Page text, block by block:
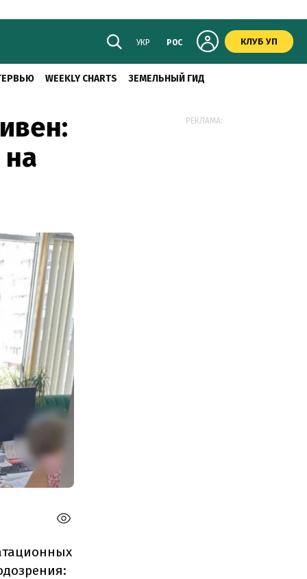
УКР РОС КЛУБ УП
WEEKLY CHARTS ЗЕМЕЛЬНЫЙ ГИД
РЕКЛАМА: